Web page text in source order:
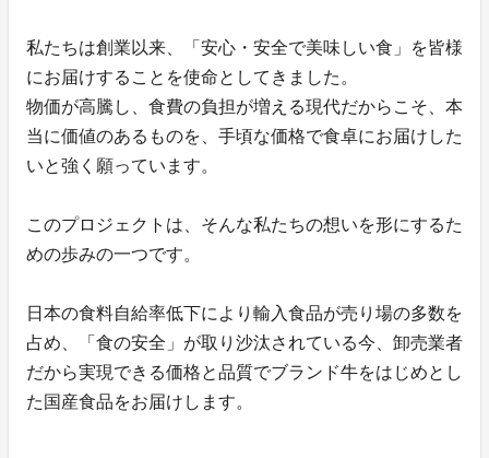
私たちは創業以来、「安心・安全で美味しい食」を皆様
にお届けすることを使命としてきました。
物価が高騰し、食費の負担が増える現代だからこそ、本
当に価値のあるものを、手頃な価格で食卓にお届けした
いと強く願っています。
このプロジェクトは、そんな私たちの想いを形にするた
めの歩みの一つです。
日本の食料自給率低下により輸入食品が売り場の多数を
占め、「食の安全」が取り沙汰されている今、卸売業者
だから実現できる価格と品質でブランド牛をはじめとし
た国産食品をお届けします。